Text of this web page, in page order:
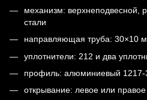
механизм: верхнеподвесной,
стали
направляющая труба: 30×10
уплотнители: 212 и два
профиль: алюминиевый
открывание: левое или